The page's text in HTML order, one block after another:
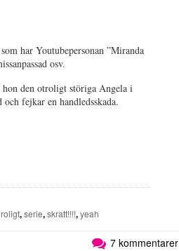
har Youtubepersonan ”Miranda
osv.
den otroligt störiga Angela i
fejkar en handledsskada.
roligt,serie,skratt!!!!,yeah
7 kommentarer